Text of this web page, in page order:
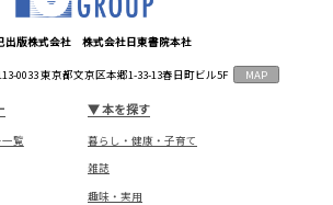
出版株式会社 株式会社日東書院本社
0033 東京都文京区本郷1-33-13春日町ビル5F MAP
覧
▼本を探す
暮らし・健康・子育て
雑誌
趣味・実用